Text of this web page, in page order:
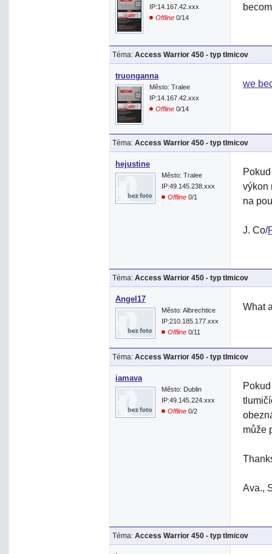
IP:14.167.42.xxx
Offline 0/14
Téma: Access Warrior 450 - typ tlmicov
truonganna
Město: Tralee
IP:14.167.42.xxx
Offline 0/14
we
Téma: Access Warrior 450 - typ tlmicov
hejustine
Město: Tralee
IP:49.145.238.xxx
Offline 0/1
výkon
na
J. Co/
Téma: Access Warrior 450 - typ tlmicov
Angel17
Město: Albrechtice
IP:210.185.177.xxx
Offline 0/11
What
Téma: Access Warrior 450 - typ tlmicov
iamava
Město: Dublin
IP:49.145.224.xxx
Offline 0/2
může
Ava.,
Téma: Access Warrior 450 - typ tlmicov